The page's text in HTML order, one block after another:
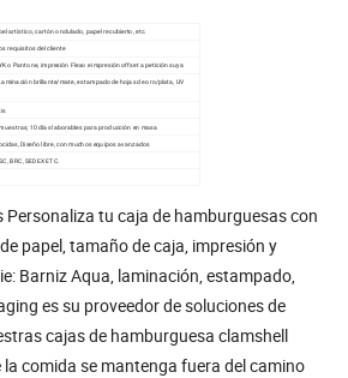
artístico, cartón ondulado, papel recubierto, etc.
requisitos del cliente
o Pantone, impresión Flexo e impresión offset a petición suya
brillante/mate, estampado de hojas de oro/plata, UV
10 días laborables para producción en masa
Diseño libre, con muchos equipos avanzados
BRC, SEDEX ETC.
Personaliza tu caja de hamburguesas con
papel, tamaño de caja, impresión y
Barniz Aqua, laminación, estampado,
es su proveedor de soluciones de
cajas de hamburguesa clamshell
comida se mantenga fuera del camino